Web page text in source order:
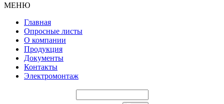
МЕНЮ
Главная
Опросные листы
О компании
Продукция
Документы
Контакты
Электромонтаж